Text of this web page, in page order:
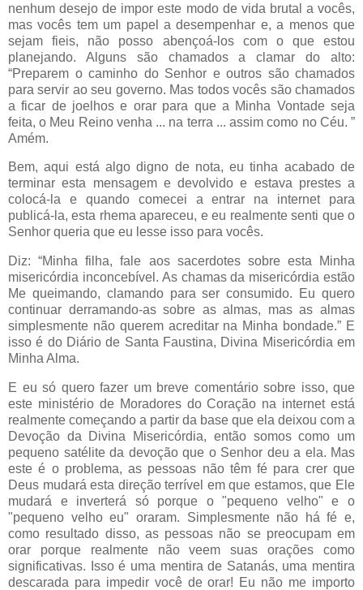
nenhum desejo de impor este modo de vida brutal a vocês,
mas vocês tem um papel a desempenhar e, a menos que
sejam fieis, não posso abençoá-los com o que estou
planejando. Alguns são chamados a clamar do alto:
“Preparem o caminho do Senhor e outros são chamados
para servir ao seu governo. Mas todos vocês são chamados
a ficar de joelhos e orar para que a Minha Vontade seja
feita, o Meu Reino venha ... na terra ... assim como no Céu. ”
Amém.
Bem, aqui está algo digno de nota, eu tinha acabado de
terminar esta mensagem e devolvido e estava prestes a
colocá-la e quando comecei a entrar na internet para
publicá-la, esta rhema apareceu, e eu realmente senti que o
Senhor queria que eu lesse isso para vocês.
Diz: “Minha filha, fale aos sacerdotes sobre esta Minha
misericórdia inconcebível. As chamas da misericórdia estão
Me queimando, clamando para ser consumido. Eu quero
continuar derramando-as sobre as almas, mas as almas
simplesmente não querem acreditar na Minha bondade.” E
isso é do Diário de Santa Faustina, Divina Misericórdia em
Minha Alma.
E eu só quero fazer um breve comentário sobre isso, que
este ministério de Moradores do Coração na internet está
realmente começando a partir da base que ela deixou com a
Devoção da Divina Misericórdia, então somos como um
pequeno satélite da devoção que o Senhor deu a ela. Mas
este é o problema, as pessoas não têm fé para crer que
Deus mudará esta direção terrível em que estamos, que Ele
mudará e inverterá só porque o "pequeno velho" e o
"pequeno velho eu" oraram. Simplesmente não há fé e,
como resultado disso, as pessoas não se preocupam em
orar porque realmente não veem suas orações como
significativas. Isso é uma mentira de Satanás, uma mentira
descarada para impedir você de orar! Eu não me importo